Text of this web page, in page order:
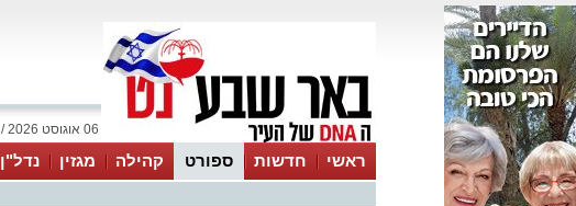
06 אוגוסט 2026 / 16:05
ראשי חדשות ספורט קהילה מגזין נדל"ן